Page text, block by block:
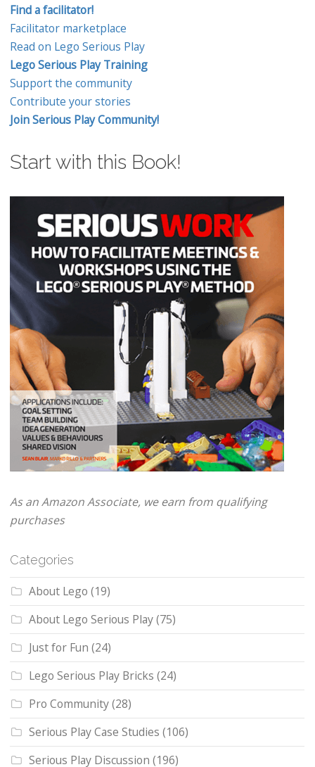
Find a facilitator!
Facilitator marketplace
Read on Lego Serious Play
Lego Serious Play Training
Support the community
Contribute your stories
Join Serious Play Community!
Start with this Book!
As an Amazon Associate, we earn from qualifying
purchases
Categories
About Lego (19)
About Lego Serious Play(75)
Just for Fun (24)
Lego Serious Play Bricks (24)
Pro Community(28)
Serious Play Case Studies (106)
Serious Play Discussion (196)